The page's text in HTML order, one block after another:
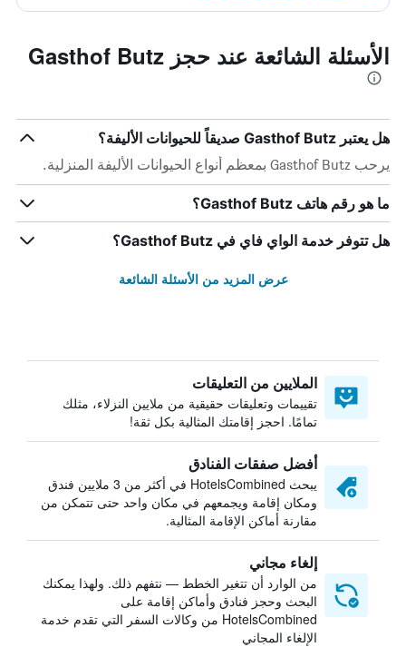
الأسئلة الشائعة عند حجز Gasthof Butz
هل يعتبر Gasthof Butz صديقاً للحيوانات الأليفة؟
يرحب Gasthof Butz بمعظم أنواع الحيوانات الأليفة المنزلية.
ما هو رقم هاتف Gasthof Butz؟
هل تتوفر خدمة الواي فاي في Gasthof Butz؟
عرض المزيد من الأسئلة الشائعة
الملايين من التعليقات
تقييمات وتعليقات حقيقية من ملايين النزلاء، مثلك
تمامًا. احجز إقامتك المثالية بكل ثقة!
أفضل صفقات الفنادق
يبحث HotelsCombined في أكثر من 3 ملايين فندق
ومكان إقامة ويجمعهم في مكان واحد حتى تتمكن من
مقارنة أماكن الإقامة المثالية.
إلغاء مجاني
من الوارد أن تتغير الخطط — نتفهم ذلك. ولهذا يمكنك
البحث وحجز فنادق وأماكن إقامة على
HotelsCombined من وكالات السفر التي تقدم خدمة
الإلغاء المجاني